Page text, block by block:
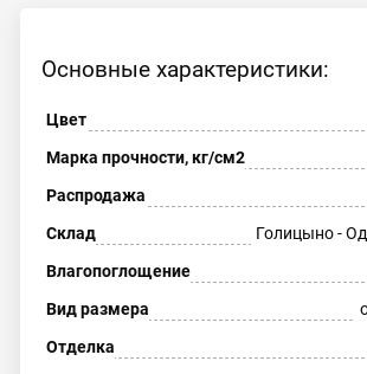
Основные характеристики:
Цвет
Марка прочности, кг/см2
Распродажа
Склад
Голицыно -
Влагопоглощение
Вид размера
Отделка